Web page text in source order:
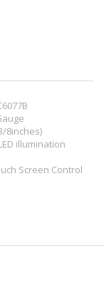
8inches)
illumination
Screen Control